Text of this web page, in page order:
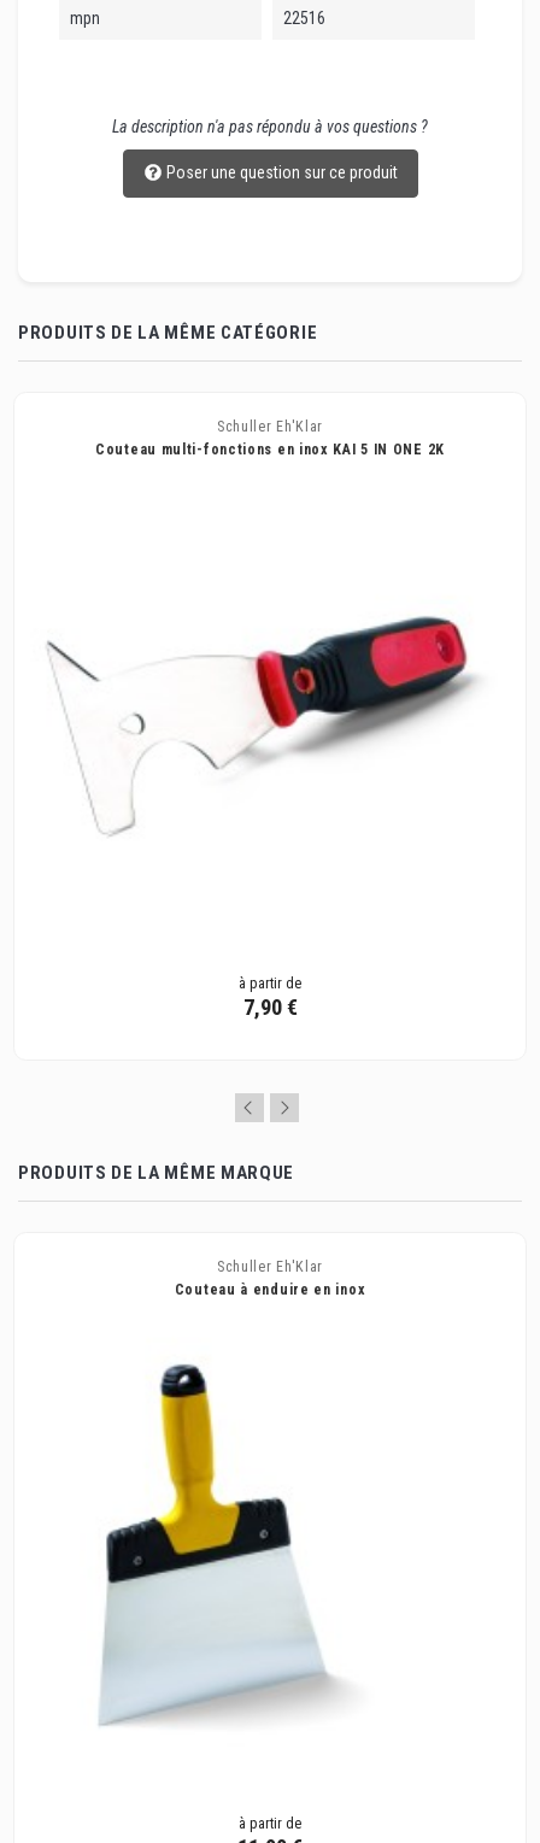
mpn 22516
La description n'a pas répondu à vos questions ?
Poser une question sur ce produit
PRODUITS DE LA MÊME CATÉGORIE
Schuller Eh'Klar
Couteau multi-fonctions en inox KAI 5 IN ONE 2K
à partir de
7,90 €
PRODUITS DE LA MÊME MARQUE
Schuller Eh'Klar
Couteau à enduire en inox
à partir de